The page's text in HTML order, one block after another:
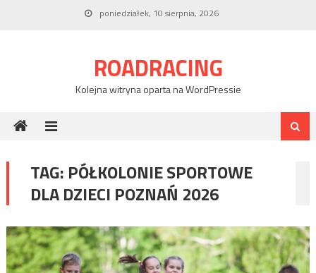
poniedziałek, 10 sierpnia, 2026
ROADRACING
Kolejna witryna oparta na WordPressie
TAG: PÓŁKOLONIE SPORTOWE
DLA DZIECI POZNAŃ 2026